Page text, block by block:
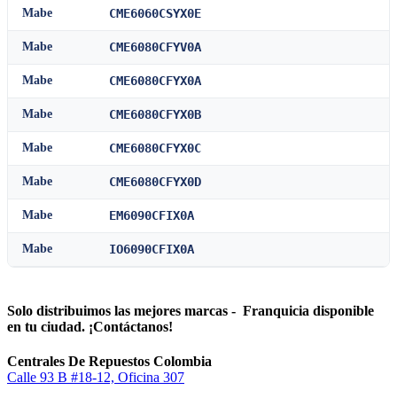
Mabe CME6060CSYX0E
Mabe CME6080CFYV0A
Mabe CME6080CFYX0A
Mabe CME6080CFYX0B
Mabe CME6080CFYX0C
Mabe CME6080CFYX0D
Mabe EM6090CFIX0A
Mabe IO6090CFIX0A
Solo distribuimos las mejores marcas - Franquicia disponible
en tu ciudad. ¡Contáctanos!
Centrales De Repuestos Colombia
Calle 93 B #18-12, Oficina 307